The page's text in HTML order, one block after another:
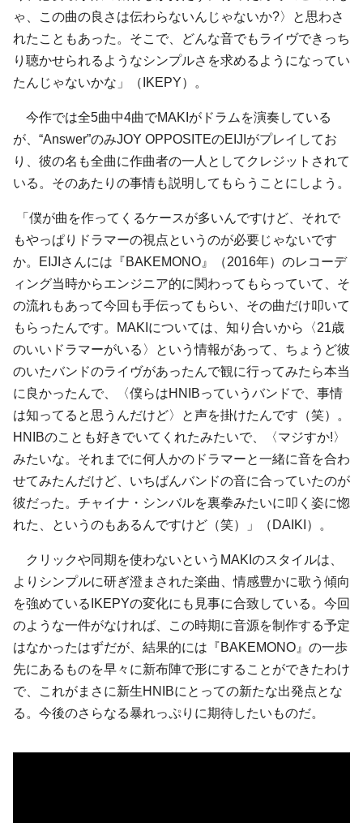
ゃ、この曲の良さは伝わらないんじゃないか?〉と思わさ
れたこともあった。そこで、どんな音でもライヴできっち
り聴かせられるようなシンプルさを求めるようになってい
たんじゃないかな」（IKEPY）。
今作では全5曲中4曲でMAKIがドラムを演奏している
が、“Answer”のみJOY OPPOSITEのEIJIがプレイしてお
り、彼の名も全曲に作曲者の一人としてクレジットされて
いる。そのあたりの事情も説明してもらうことにしよう。
「僕が曲を作ってくるケースが多いんですけど、それで
もやっぱりドラマーの視点というのが必要じゃないです
か。EIJIさんには『BAKEMONO』（2016年）のレコーデ
ィング当時からエンジニア的に関わってもらっていて、そ
の流れもあって今回も手伝ってもらい、その曲だけ叩いて
もらったんです。MAKIについては、知り合いから〈21歳
のいいドラマーがいる〉という情報があって、ちょうど彼
のいたバンドのライヴがあったんで観に行ってみたら本当
に良かったんで、〈僕らはHNIBっていうバンドで、事情
は知ってると思うんだけど〉と声を掛けたんです（笑）。
HNIBのことも好きでいてくれたみたいで、〈マジすか!〉
みたいな。それまでに何人かのドラマーと一緒に音を合わ
せてみたんだけど、いちばんバンドの音に合っていたのが
彼だった。チャイナ・シンバルを裏拳みたいに叩く姿に惚
れた、というのもあるんですけど（笑）」（DAIKI）。
クリックや同期を使わないというMAKIのスタイルは、
よりシンプルに研ぎ澄まされた楽曲、情感豊かに歌う傾向
を強めているIKEPYの変化にも見事に合致している。今回
のような一件がなければ、この時期に音源を制作する予定
はなかったはずだが、結果的には『BAKEMONO』の一歩
先にあるものを早々に新布陣で形にすることができたわけ
で、これがまさに新生HNIBにとっての新たな出発点とな
る。今後のさらなる暴れっぷりに期待したいものだ。